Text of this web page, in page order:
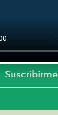
de
Suscribirme